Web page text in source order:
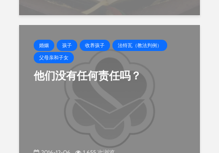
婚姻 孩子 收养孩子
法特瓦（教法判例）
父母亲和子女
他们没有任何责任吗？